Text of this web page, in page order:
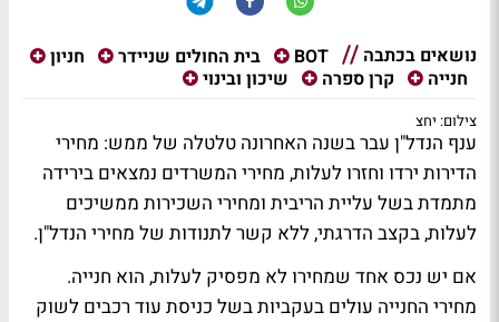
נושאים בכתבה BOT בית החולים שניידר
חניון
חנייה
קרן ספרה שיכון ובינוי
צילום: יחצ
ענף הנדל"ן עבר בשנה האחרונה טלטלה של ממש: מחירי
הדירות ירדו וחזרו לעלות, מחירי המשרדים נמצאים בירידה
מתמדת בשל עליית הריבית ומחירי השכירות ממשיכים
לעלות, בקצב הדרגתי, ללא קשר לתנודות של מחירי הנדל"ן.
אם יש נכס אחד שמחירו לא מפסיק לעלות, הוא חנייה.
מחירי החנייה עולים בעקביות בשל כניסת עוד רכבים לשוק